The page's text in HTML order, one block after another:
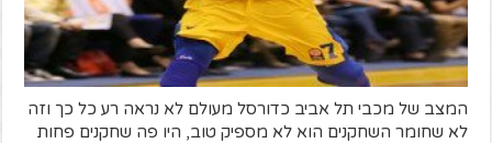
המצב של מכבי תל אביב כדורסל מעולם לא נראה רע כל כך וזה
לא שחומר השחקנים הוא לא מספיק טוב, היו פה שחקנים פחות